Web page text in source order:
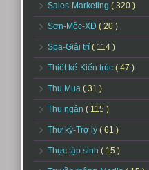
Sales-Marketing ( 320 )
Sơn-Mộc-XD ( 20 )
Spa-Giải trí ( 114 )
Thiết kế-Kiến trúc ( 47 )
Thu Mua ( 31 )
Thu ngân ( 115 )
Thư ký-Trợ lý ( 61 )
Thực tập sinh ( 15 )